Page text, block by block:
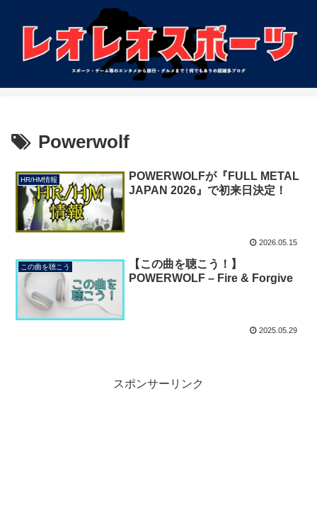
Powerwolf
HR/HM情報
POWERWOLFが『FULL METAL
JAPAN 2026』で初来日決定！
2026.05.15
この曲を聴こう
【この曲を聴こう！】
POWERWOLF – Fire & Forgive
2025.05.29
スポンサーリンク